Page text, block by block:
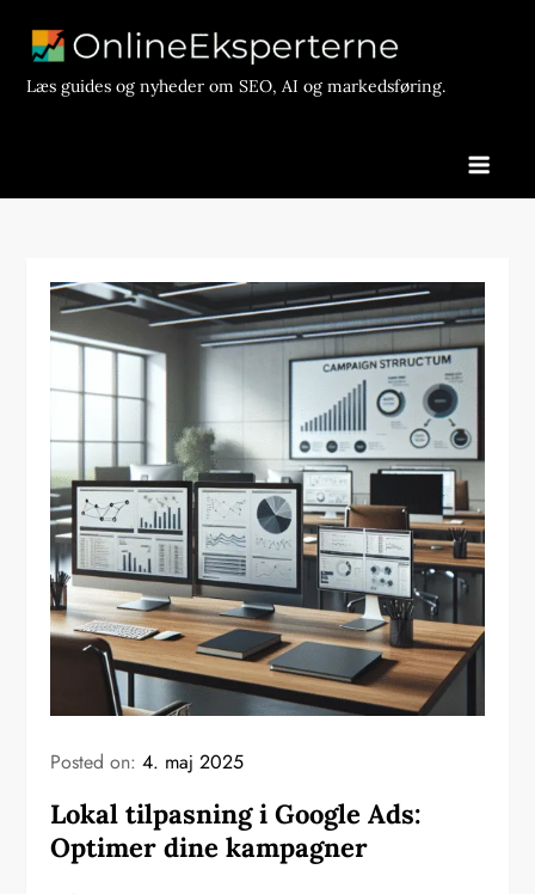
contentLæs guides og nyheder om SEO, AI og markedsføring.
Posted on:4. maj 2025
Lokal tilpasning i Google Ads:
Optimer dine kampagner